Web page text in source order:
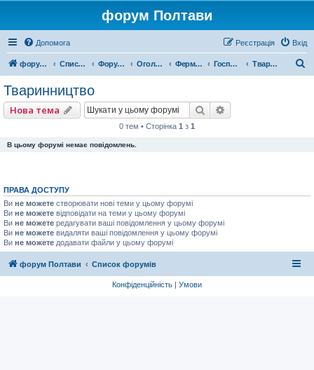
форум Полтави
Допомога Вхід
Реєстрація
форум Полтави Список форумів Форум міста Полтава Оголошення міста Полтава Ферма, Продукти Господарство Тваринництво
Тваринництво
Нова тема Пошук
0 тем • Сторінка 1 з 1
В цьому форумі немає повідомлень.
ПРАВА ДОСТУПУ
Ви не можете створювати нові теми у цьому форумі
Ви не можете відповідати на теми у цьому форумі
Ви не можете редагувати ваші повідомлення у цьому форумі
Ви не можете видаляти ваші повідомлення у цьому форумі
Ви не можете додавати файли у цьому форумі
форум Полтави Список форумів
Конфіденційність | Умови